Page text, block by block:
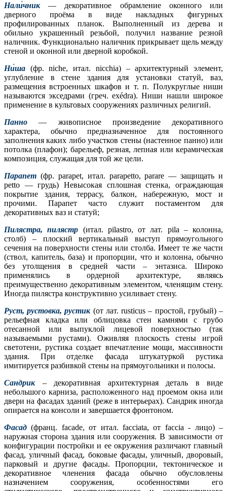
Нали́чник— декоративное обрамление оконного или
дверного проёма в виде накладных фигурных
профилированных планок. Выполненный из дерева и
обильно украшенный резьбой, получил название резной
наличник. Функционально наличник прикрывает щель между
стеной и оконной или дверной коробкой.
Ни́ша (фр. niche, итал. nicchia) – архитектурный элемент,
углубление в стене здания для установки статуй, ваз,
размещения встроенных шкафов и т. п. Полукруглые ниши
называются экседрами (греч. exédra). Ниши нашли широкое
применение в культовых сооружениях различных религий.
Панно — живописное произведение декоративного
характера, обычно предназначенное для постоянного
заполнения каких либо участков стены (настенное панно) или
потолка (плафон); барельеф, резная, лепная или керамическая
композиция, служащая для той же цели.
Парапет (фр. parapet, итал. parapetto, parare — защищать и
petto — грудь) Невысокая сплошная стенка, ограждающая
покрытие здания, террасу, балкон, набережную, мост и
прочими. Парапет часто служит постаментом для
декоративных ваз и статуй;
Пилястра, пилястр (итал. pilastro, от лат. pila – колонна,
столб) – плоский вертикальный выступ прямоугольного
сечения на поверхности стены или столба. Имеет те же части
(ствол, капитель, база) и пропорции, что и колонна, обычно
без утолщения в средней части – энтазиса. Широко
применялись в ордерной архитектуре, являясь
преимущественно декоративным элементом, членящим стену.
Иногда пилястра конструктивно усиливает стену.
Руст, рустовка, рустик(от лат. rusticus – простой, грубый) –
рельефная кладка или облицовка стен камнями с грубо
отесанной или выпуклой лицевой поверхностью (так
называемыми рустами). Оживляя плоскость стены игрой
светотени, рустика создает впечатление мощи, массивности
здания. При отделке фасада штукатуркой рустика
имитируется разбивкой стены на прямоугольники и полосы.
Сандрик– декоративная архитектурная деталь в виде
небольшого карниза, расположенного над проемом окна или
двери на фасадах зданий (реже в интерьерах). Сандрик иногда
опирается на консоли и завершается фронтоном.
Фасад (франц. facade, от итал. facciata, от faccia - лицо) –
наружная сторона здания или сооружения. В зависимости от
конфигурации постройки и ее окружения различают главный
фасад, уличный фасад, боковые фасады, уличный, дворовый,
парковый и другие фасады. Пропорции, тектоническое и
декоративное членения фасада обычно обусловлены
назначением сооружения, особенностями его